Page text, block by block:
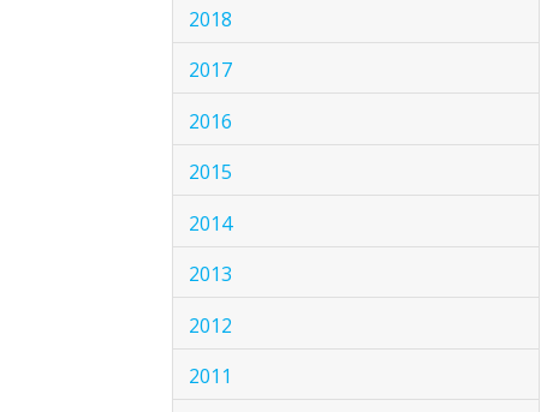
2018
2017
2016
2015
2014
2013
2012
2011